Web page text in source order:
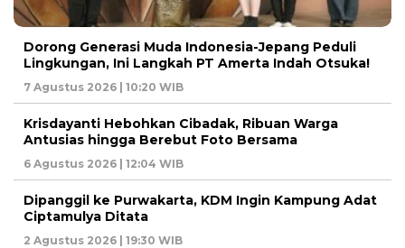
Dorong Generasi Muda Indonesia-Jepang Peduli
Lingkungan, Ini Langkah PT Amerta Indah Otsuka!
7 Agustus 2026 | 10:20 WIB
Krisdayanti Hebohkan Cibadak, Ribuan Warga
Antusias hingga Berebut Foto Bersama
6 Agustus 2026 | 12:04 WIB
Dipanggil ke Purwakarta, KDM Ingin Kampung Adat
Ciptamulya Ditata
2 Agustus 2026 | 19:30 WIB